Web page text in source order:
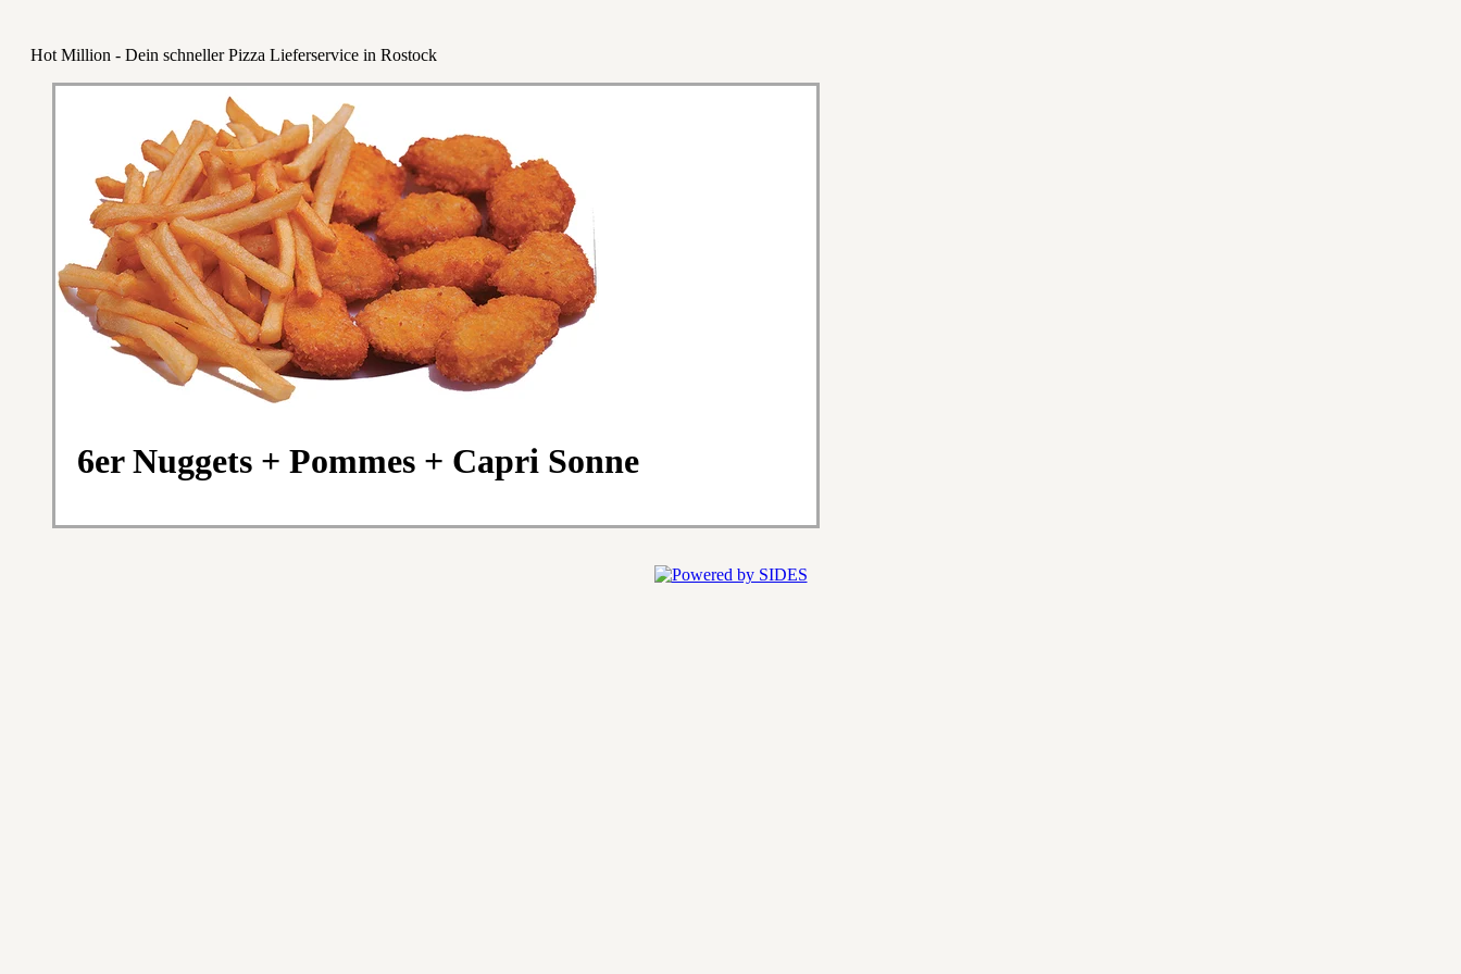
Hot Million - Dein schneller Pizza Lieferservice in Rostock
6er Nuggets + Pommes + Capri Sonne